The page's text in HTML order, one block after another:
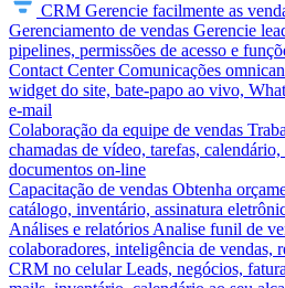
CRM Gerencie facilmente as
Gerenciamento de vendas Gerencie
pipelines, permissões de acesso e
Contact Center Comunicações
widget do site, bate-papo ao vivo,
e-mail
Colaboração da equipe de vendas
chamadas de vídeo, tarefas,
documentos on-line
Capacitação de vendas Obtenha
catálogo, inventário, assinatura
Análises e relatórios Analise funil de
colaboradores, inteligência de vendas,
CRM no celular Leads, negócios,